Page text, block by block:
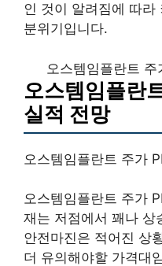
인 것이 알려짐에 따라
분위기입니다.
오스템임플란트
오스템임플란
실적 전망
오스템임플란트 주가
오스템임플란트 주가
재는 저점에서 꽤나 상
안전마진은 적어진 상
더 유의해야할 가격대